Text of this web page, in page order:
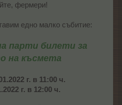
фермери!
едно малко събитие:
парти билети за
на късмета
г. в 11:00 ч.
г. в 12:00 ч.